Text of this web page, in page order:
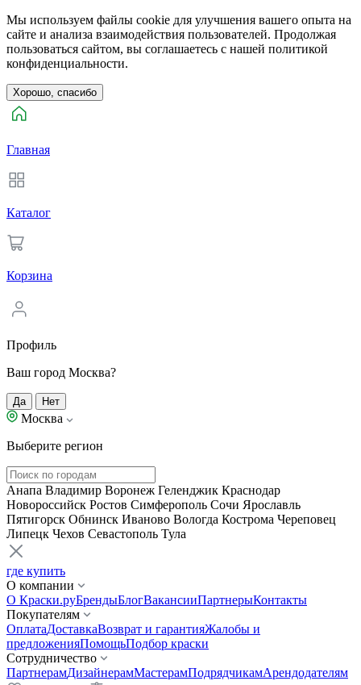
Мы используем файлы cookie для улучшения вашего опыта на
сайте и анализа взаимодействия пользователей. Продолжая
пользоваться сайтом, вы соглашаетесь с нашей политикой
конфиденциальности.
Хорошо, спасибо
Главная
Каталог
Корзина
Профиль
Ваш город Москва?
Да Нет
Москва
Выберите регион
Анапа Владимир Воронеж Геленджик Краснодар
Новороссийск Ростов Симферополь Сочи Ярославль
Пятигорск Обнинск Иваново Вологда Кострома Череповец
Липецк Чехов Севастополь Тула
где купить
О компании
О Краски.руБрендыБлогВакансииПартнерыКонтакты
Покупателям
ОплатаДоставкаВозврат и гарантияЖалобы и
предложенияПомощьПодбор краски
Сотрудничество
ПартнерамДизайнерамМастерамПодрядчикамАрендодателям